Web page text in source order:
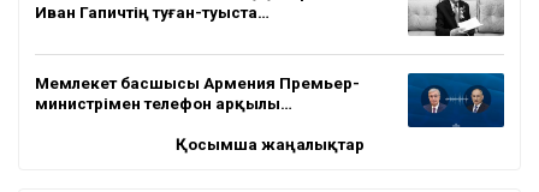
Иван Гапичтің туған-туыста…
Мемлекет басшысы Армения Премьер-
министрімен телефон арқылы…
Қосымша жаңалықтар